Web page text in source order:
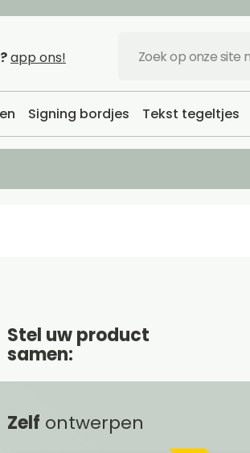
app ons!
Signing bordjes Tekst tegeltjes
Stel uw product
samen:
Zelf ontwerpen